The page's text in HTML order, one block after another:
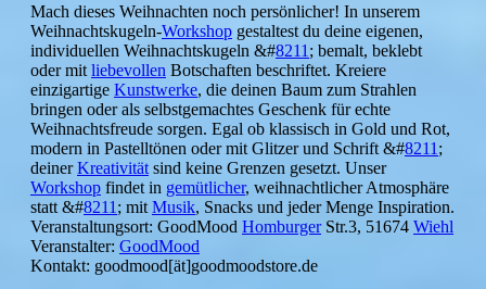
Mach dieses Weihnachten noch persönlicher! In unserem
Weihnachtskugeln-Workshop gestaltest du deine eigenen,
individuellen Weihnachtskugeln &#8211 ; bemalt, beklebt
oder mit liebevollen Botschaften beschriftet. Kreiere
einzigartige Kunstwerke, die deinen Baum zum Strahlen
bringen oder als selbstgemachtes Geschenk für echte
Weihnachtsfreude sorgen. Egal ob klassisch in Gold und Rot,
modern in Pastelltönen oder mit Glitzer und Schrift &#8211 ;
deinerKreativität sind keine Grenzen gesetzt. Unser
Workshop findet in gemütlicher, weihnachtlicher Atmosphäre
statt &#8211 ; mit Musik, Snacks und jeder Menge Inspiration.
Veranstaltungsort: GoodMood HomburgerStr.3, 51674 Wiehl
Veranstalter: GoodMood
Kontakt: goodmood[ät]goodmoodstore.de